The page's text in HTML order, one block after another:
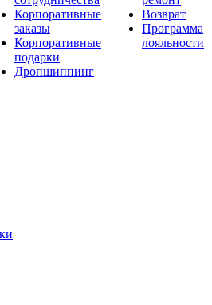
Корпоративные
заказы
Корпоративные
подарки
Дропшиппинг
Возврат
Программа
лояльности